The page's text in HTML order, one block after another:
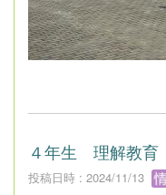
４年生 理解教育
投稿日時 : 2024/11/13